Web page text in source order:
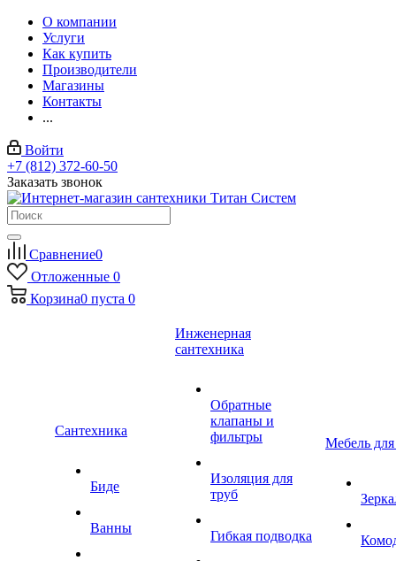
О компании
Услуги
Как купить
Производители
Магазины
Контакты
...
Войти
+7 (812) 372-60-50
Заказать звонок
Сравнение0
Отложенные 0
Корзина0 пуста 0
Сантехника
Биде
Ванны
Инженерная
сантехника
Обратные
клапаны и
фильтры
Изоляция для
труб
Гибкая подводка
Мебель